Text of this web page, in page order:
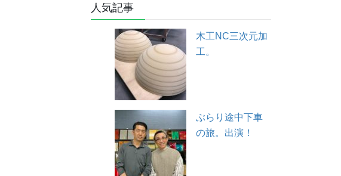
人気記事
木工NC三次元加
工。
ぶらり途中下車
の旅。出演！